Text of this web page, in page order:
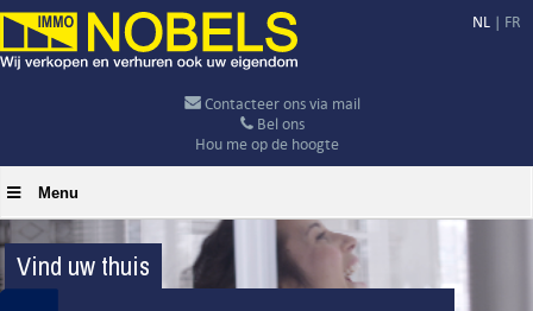
NL | FR
Contacteer ons via mail
Bel ons
Hou me op de hoogte
Menu
Vind uw thuis